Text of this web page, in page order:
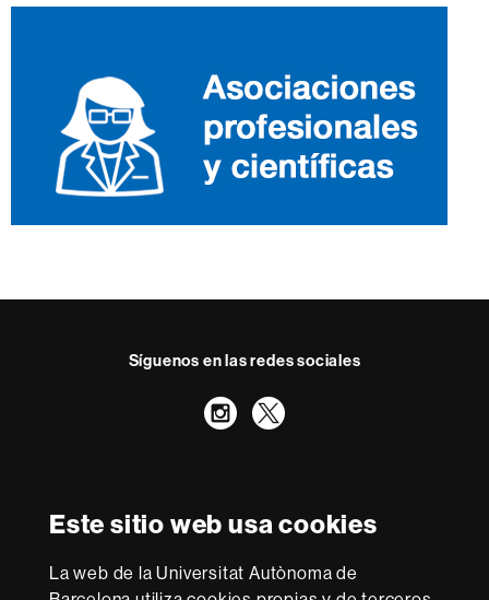
Este sitio web usa cookies
La web de la Universitat Autònoma de
Síguenos en las redes sociales
Instagram
Twitter
Excellence
Research
-
Con la financiación de